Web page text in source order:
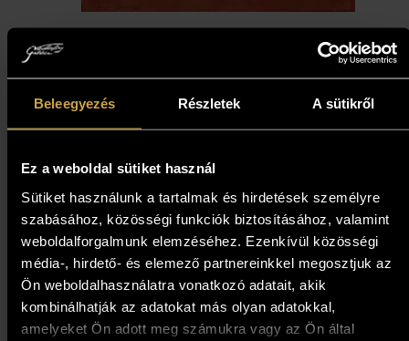
Beleegyezés Részletek A sütikről
Ez a weboldal sütiket használ
Sütiket használunk a tartalmak és hirdetések személyre
szabásához, közösségi funkciók biztosításához, valamint
weboldalforgalmunk elemzéséhez. Ezenkívül közösségi
média-, hirdető- és elemező partnereinkkel megosztjuk az
Ön weboldalhasználatra vonatkozó adatait, akik
kombinálhatják az adatokat más olyan adatokkal,
amelyeket Ön adott meg számukra vagy az Ön által
Ludvig Dániel - Long Dog
(40x80 cm)
397 000Ft
Kosárba teszem